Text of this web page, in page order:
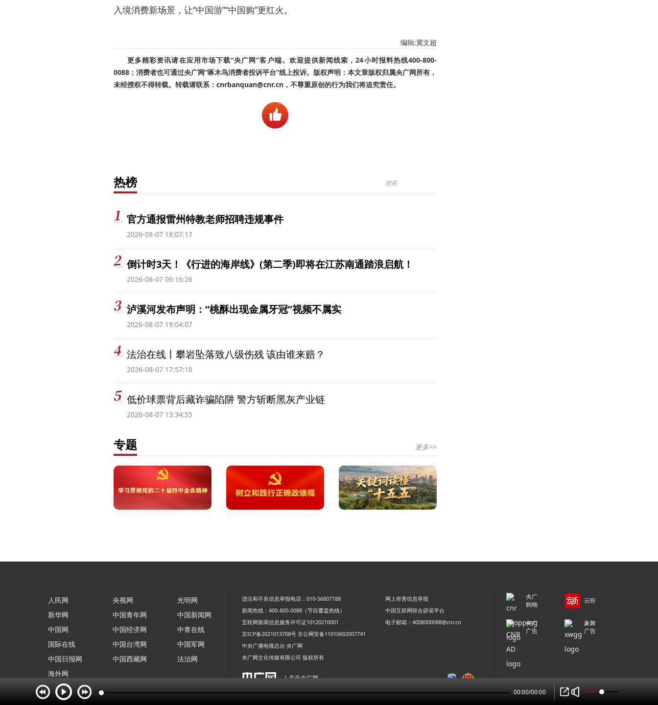
入境消费新场景，让“中国游”“中国购”更红火。
编辑:冀文超
更多精彩资讯请在应用市场下载“央广网”客户端。欢迎提供新闻线索，24小时报料热线400-800-
0088；消费者也可通过央广网“啄木鸟消费者投诉平台”线上投诉。版权声明：本文章版权归属央广网所有，
未经授权不得转载。转载请联系：cnrbanquan@cnr.cn，不尊重原创的行为我们将追究责任。
热榜
官方通报雷州特教老师招聘违规事件
2026-08-07 18:07:17
倒计时3天！《行进的海岸线》(第二季)即将在江苏南通踏浪启航！
2026-08-07 09:16:26
泸溪河发布声明：“桃酥出现金属牙冠”视频不属实
2026-08-07 19:04:07
法治在线丨攀岩坠落致八级伤残 该由谁来赔？
2026-08-07 17:57:18
低价球票背后藏诈骗陷阱 警方斩断黑灰产业链
2026-08-07 13:34:55
专题 更多>>
人民网
新华网
中国网
国际在线
中国日报网
海外网
央视网
中国青年网
中国经济网
中国台湾网
中国西藏网
光明网
中国新闻网
中青在线
中国军网
法治网
违法和不良信息举报电话：010-56807188
网上有害信息举报
新闻热线：400-800-0088（节目覆盖热线）
中国互联网联合辟谣平台
互联网新闻信息服务许可证10120210001
电子邮箱：4008000088@cnr.cn
京ICP备2021013708号 京公网安备11010602007741
中央广播电视总台 央广网
央广网文化传媒有限公司 版权所有
| 关于央广网
央广
购物
云听
央广
广告
象舞
广告
00:00/00:00